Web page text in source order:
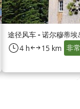
途径风车 - 诺尔穆蒂埃
4 h 15 km 非